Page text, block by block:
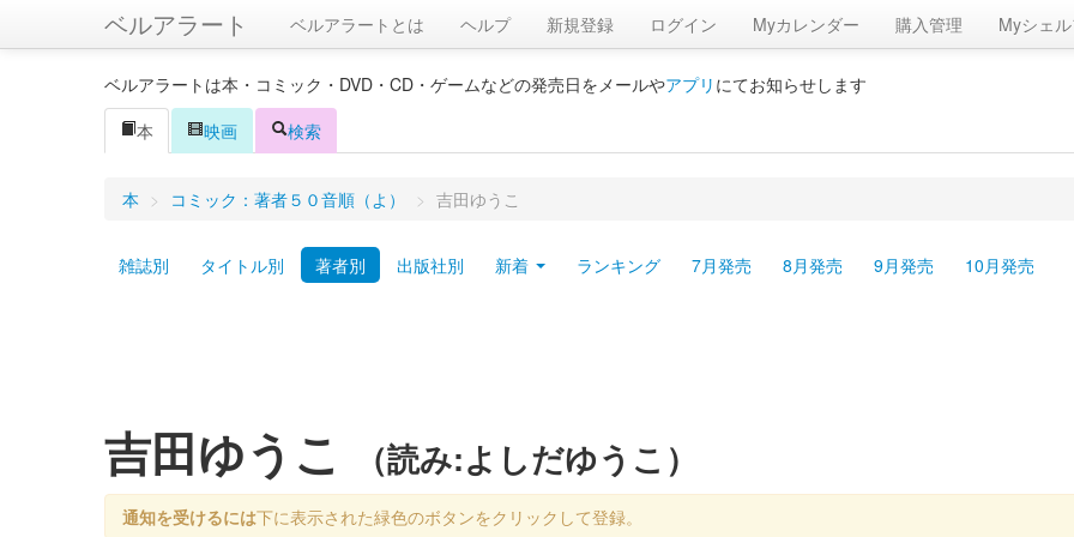
ベルアラート ベルアラートとは ヘルプ 新規登録 ログイン Myカレンダー 購入管理 Myシェル
ベルアラートは本・コミック・DVD・CD・ゲームなどの発売日をメールやアプリ にてお知らせします
本
映画 検索
本 > コミック：著者５０音順（よ） > 吉田ゆうこ
雑誌別 タイトル別 著者別 出版社別 新着 ランキング 7月発売 8月発売 9月発売 10月発売
吉田ゆうこ （読み:よしだゆうこ）
通知を受けるには下に表示された緑色のボタンをクリックして登録。